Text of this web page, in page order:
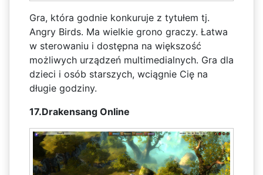
Gra, która godnie konkuruje z tytułem tj.
Angry Birds. Ma wielkie grono graczy. Łatwa
w sterowaniu i dostępna na większość
możliwych urządzeń multimedialnych. Gra dla
dzieci i osób starszych, wciągnie Cię na
długie godziny.
17.Drakensang Online